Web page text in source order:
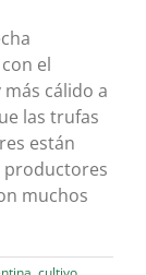
el
cálido a
las trufas
están
productores
muchos